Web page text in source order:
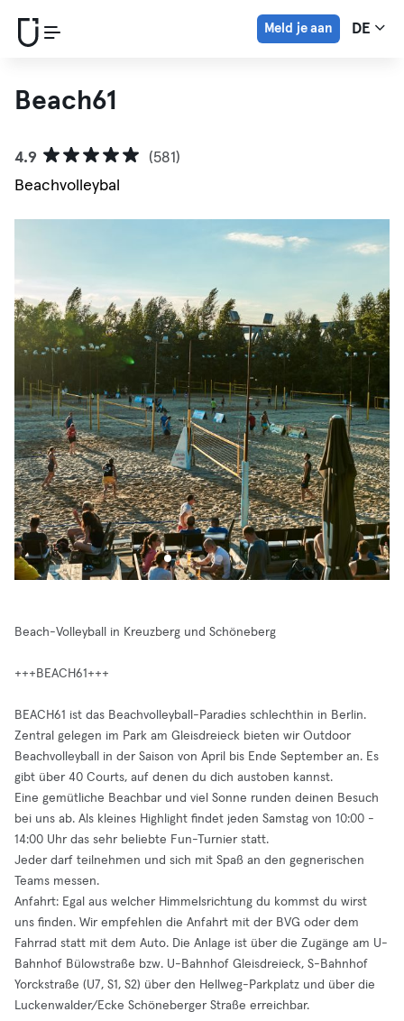
Meld je aan DE
Beach61
4.9
(581)
Beachvolleybal
Beach-Volleyball in Kreuzberg und Schöneberg
+++BEACH61+++
BEACH61 ist das Beachvolleyball-Paradies schlechthin in Berlin.
Zentral gelegen im Park am Gleisdreieck bieten wir Outdoor
Beachvolleyball in der Saison von April bis Ende September an. Es
gibt über 40 Courts, auf denen du dich austoben kannst.
Eine gemütliche Beachbar und viel Sonne runden deinen Besuch
bei uns ab. Als kleines Highlight findet jeden Samstag von 10:00 -
14:00 Uhr das sehr beliebte Fun-Turnier statt.
Jeder darf teilnehmen und sich mit Spaß an den gegnerischen
Teams messen.
Anfahrt: Egal aus welcher Himmelsrichtung du kommst du wirst
uns finden. Wir empfehlen die Anfahrt mit der BVG oder dem
Fahrrad statt mit dem Auto. Die Anlage ist über die Zugänge am U-
Bahnhof Bülowstraße bzw. U-Bahnhof Gleisdreieck, S-Bahnhof
Yorckstraße (U7, S1, S2) über den Hellweg-Parkplatz und über die
Luckenwalder/Ecke Schöneberger Straße erreichbar.